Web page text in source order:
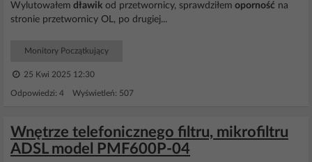
Wylutowałem dławik od przetwornicy, sprawdziłem oporność na
stronie przetwornicy OL, po drugiej...
Monitory Początkujący
25 Kwi 2025 12:30
Odpowiedzi: 4 Wyświetleń: 507
Wnętrze telefonicznego filtru, mikrofiltru
ADSL model PMF600P-04